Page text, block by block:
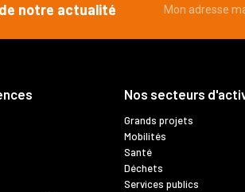
notre actualité Mon adresse
Nos secteurs
Grands projets
Mobilités
Santé
Déchets
Services publics